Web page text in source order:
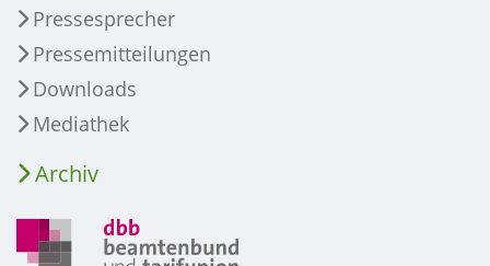
Pressesprecher
Pressemitteilungen
Downloads
Mediathek
Archiv